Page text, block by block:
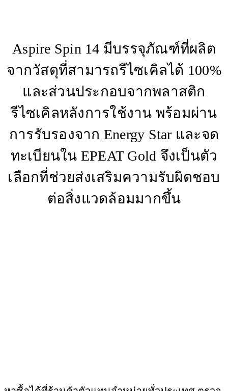
Aspire Spin 14 มีบรรจุภัณฑ์ที่ผลิต
จากวัสดุที่สามารถรีไซเคิลได้ 100%
และส่วนประกอบจากพลาสติก
รีไซเคิลหลังการใช้งาน พร้อมผ่าน
การรับรองจาก Energy Star และจด
ทะเบียนใน EPEAT Gold จึงเป็นตัว
เลือกที่ช่วยส่งเสริมความรับผิดชอบ
ต่อสิ่งแวดล้อมมากขึ้น